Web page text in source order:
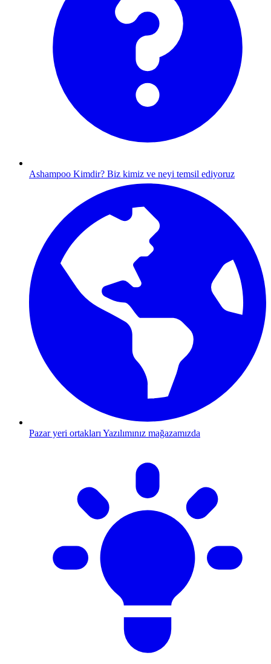
Ashampoo Kimdir? Biz kimiz ve neyi temsil ediyoruz
Pazar yeri ortakları Yazılımınız mağazamızda